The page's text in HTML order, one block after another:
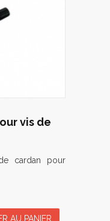
vis de
cardan pour
AU PANIER